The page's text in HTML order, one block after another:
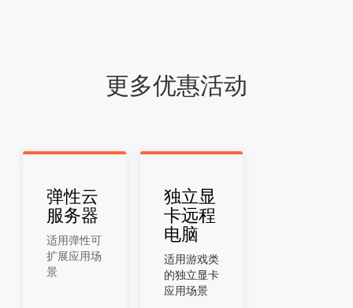
更多优惠活动
弹性云
服务器
适用弹性可
扩展应用场
景
独立显
卡远程
电脑
适用游戏类
的独立显卡
应用场景